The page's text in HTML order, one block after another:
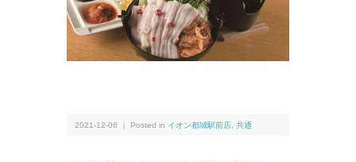
2021-12-06 ｜ Posted in イオン都城駅前店, 共通